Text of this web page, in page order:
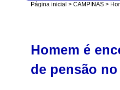
Página inicial CAMPINAS
Homem é
de pensão